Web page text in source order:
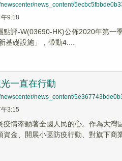
news_content/
9:18
點評-W(03690-HK)公佈2020年第
基礎設施」，帶動4....
一直在行動
newscenter/news_content/
3:15
疫情牽動著全國人民的心。作為大
金、開展小區防疫行動、對旗下商